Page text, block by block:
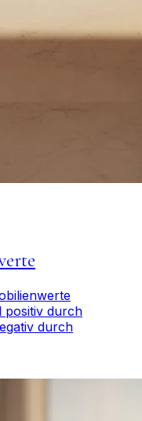
positiv durch
durch